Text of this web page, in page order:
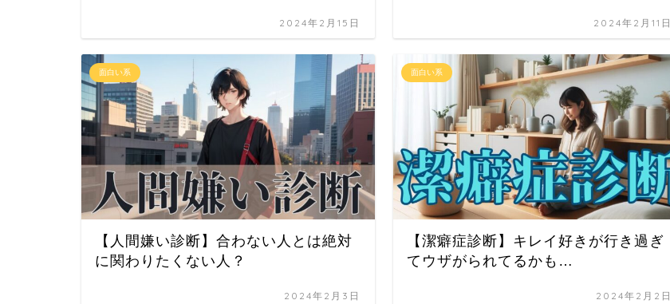
2024年2月15日 2024年2月11日
面白い系
【人間嫌い診断】合わない人とは絶対
に関わりたくない人？
2024年2月3日
面白い系
【潔癖症診断】キレイ好きが行き過ぎ
てウザがられてるかも…
2024年2月2日